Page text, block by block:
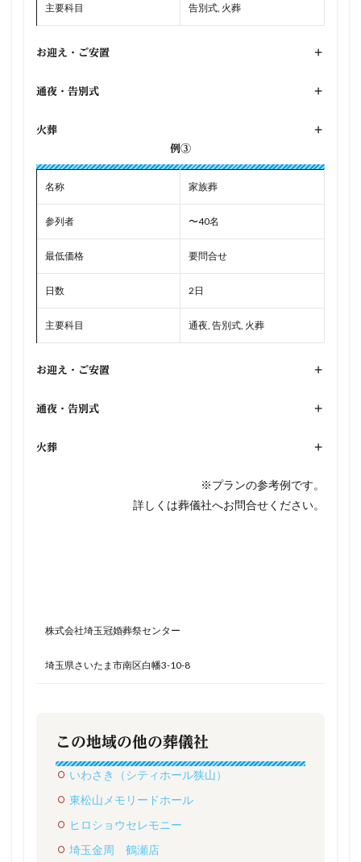
主要科目 告別式, 火葬
お迎え・ご安置 +
通夜・告別式 +
火葬
+
例③
名称 家族葬
参列者 〜40名
最低価格 要問合せ
日数 2日
主要科目 通夜, 告別式, 火葬
お迎え・ご安置 +
通夜・告別式 +
火葬 +
※プランの参考例です。
詳しくは葬儀社へお問合せください。
株式会社埼玉冠婚葬祭センター
埼玉県さいたま市南区白幡3-10-8
この地域の他の葬儀社
いわさき（シティホール狭山）
東松山メモリードホール
ヒロショウセレモニー
埼玉金周 鶴瀬店